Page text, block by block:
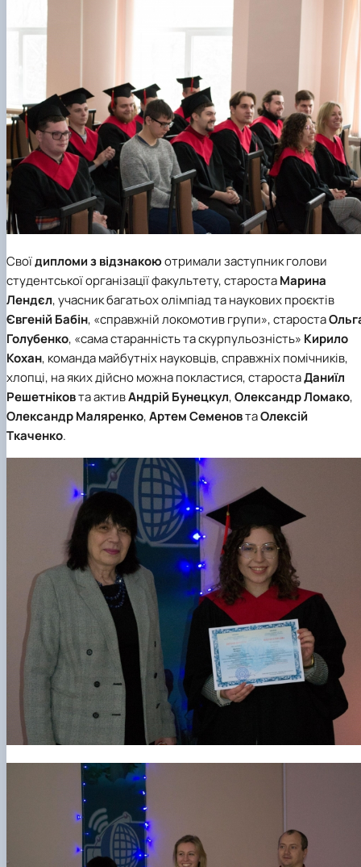
Своїдипломи з відзнакоюотримали заступник голови
студентської організації факультету, старостаМарина
Лендєл, учасник багатьох олімпіад та наукових проєктів
Євгеній Бабін, «справжній локомотив групи», староста
Голубенко, «сама старанність та скурпульозність» Кирило
Кохан, команда майбутніх науковців, справжніх помічників,
хлопці, на яких дійсно можна покластися, старостаДаниїл
Решетніковта активАндрій Бунецкул,Олександр Ломако,
Олександр Маляренко,Артем СеменовтаОлексій
Ткаченко.